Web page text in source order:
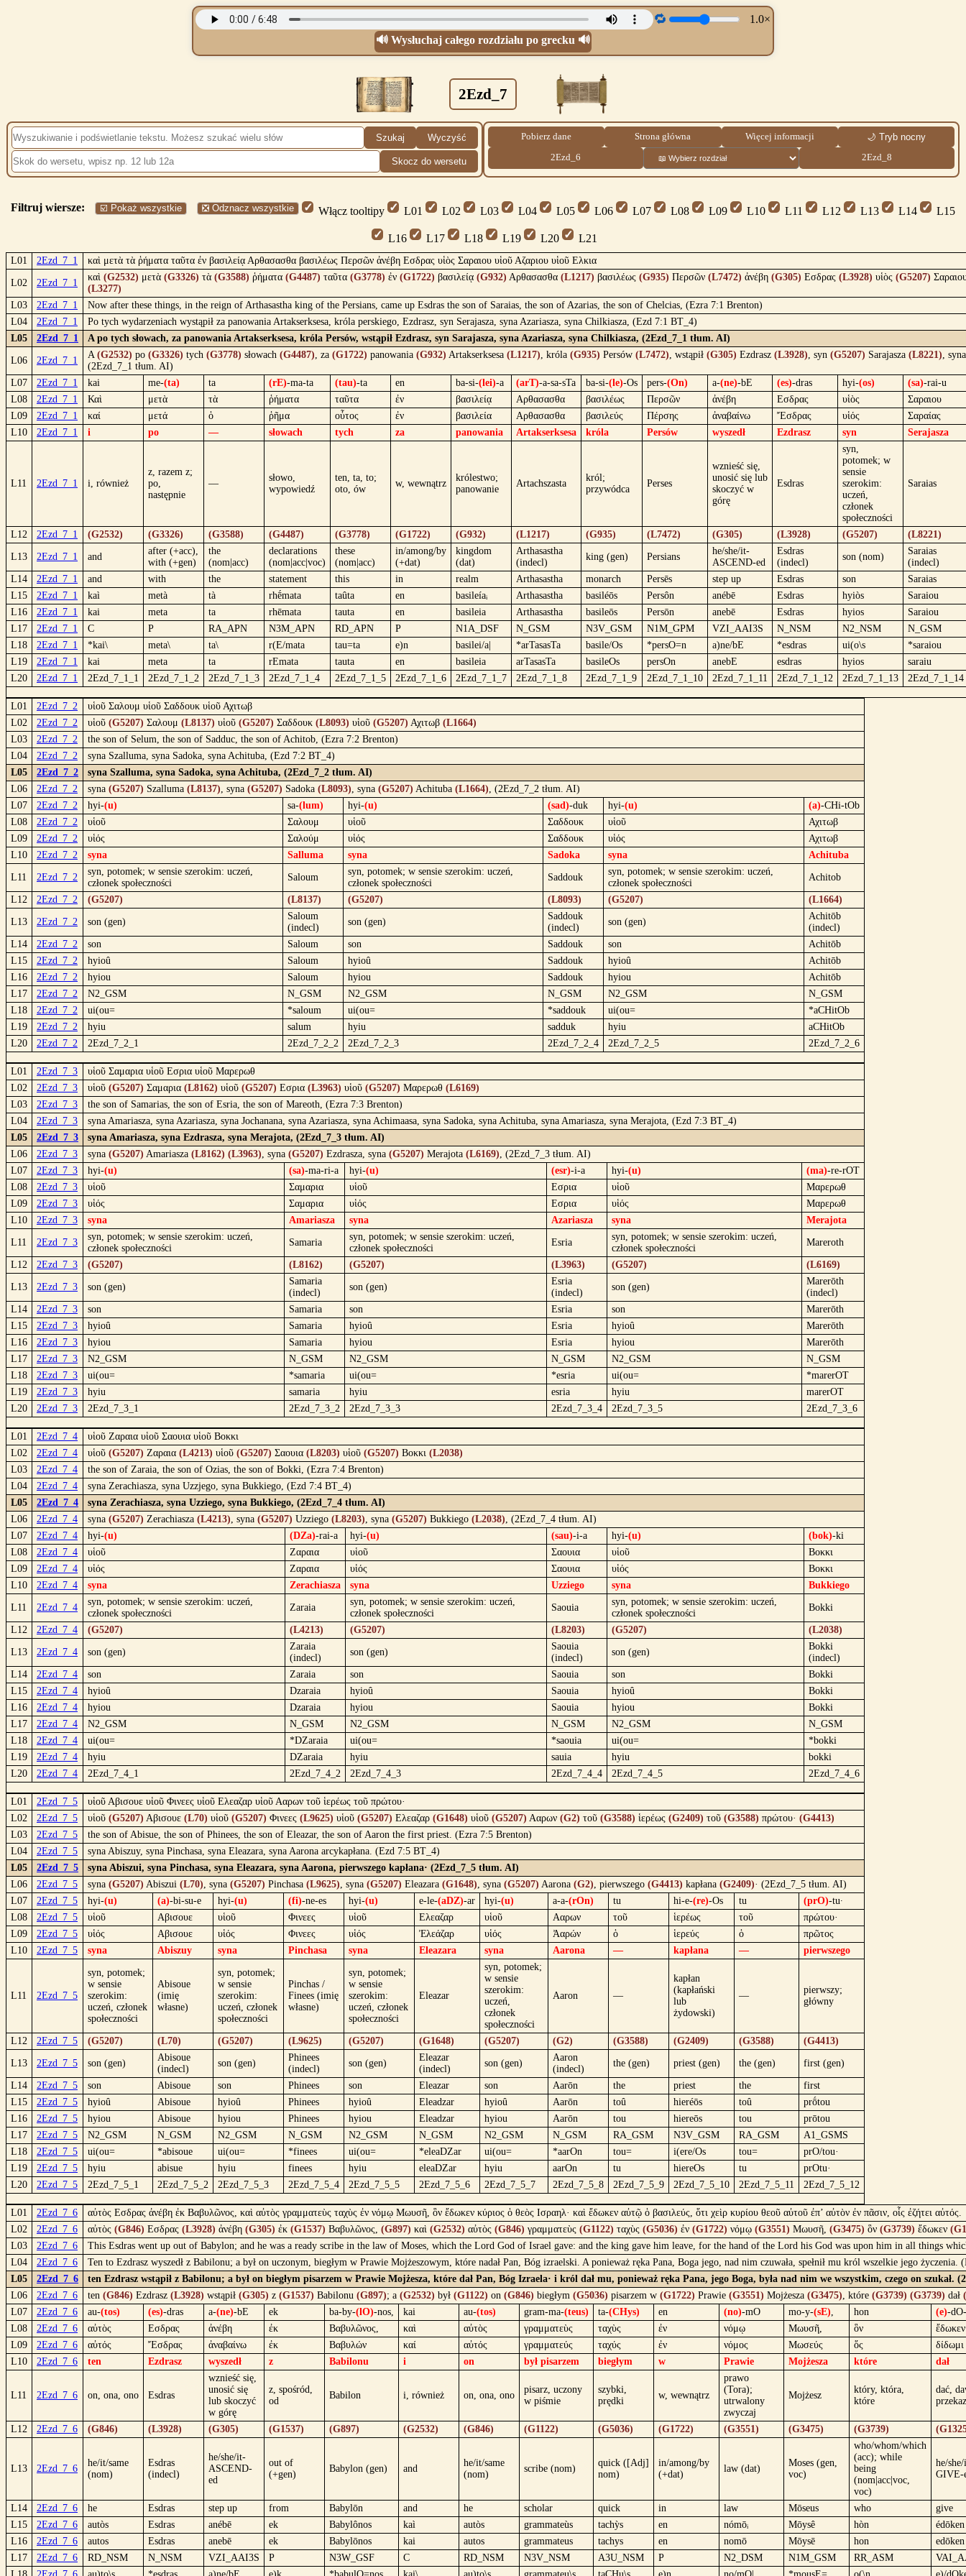
🔁
1.0×
🔊 Wysłuchaj całego rozdziału po grecku 🔊
2Ezd_7
Szukaj Wyczyść
Skocz do wersetu
Pobierz dane Strona główna Więcej informacji 🌙 Tryb nocny
2Ezd_6 2Ezd_8
Filtruj wiersze: ☑️ Pokaż wszystkie ❎ Odznacz wszystkie Włącz tooltipy L01 L02 L03 L04 L05 L06 L07 L08 L09 L10 L11 L12 L13 L14 L15
L16 L17 L18 L19 L20 L21
L01 2Ezd_7_1 καὶ μετὰ τὰ ῥήματα ταῦτα ἐν βασιλείᾳ Αρθασασθα βασιλέως Περσῶν ἀνέβη Εσδρας υἱὸς Σαραιου υἱοῦ Αζαριου υἱοῦ Ελκια
L02 2Ezd_7_1
καὶ (G2532) μετὰ (G3326) τὰ (G3588) ῥήματα (G4487) ταῦτα (G3778) ἐν (G1722) βασιλείᾳ (G932) Αρθασασθα (L1217) βασιλέως (G935) Περσῶν (L7472) ἀνέβη (G305) Εσδρας (L3928) υἱὸς (G5207)
(L3277)
L03
2Ezd_7_1
Now after these things, in the reign of Arthasastha king of the Persians, came up Esdras the son of Saraias, the son of Azarias, the son of Chelcias, (Ezra 7:1 Brenton)
L04
2Ezd_7_1
Po tych wydarzeniach wystąpił za panowania Artakserksesa, króla perskiego, Ezdrasz, syn Serajasza, syna Azariasza, syna Chilkiasza, (Ezd 7:1 BT_4)
L05
2Ezd_7_1 A po tych słowach, za panowania Artakserksesa, króla Persów, wstąpił Ezdrasz, syn Sarajasza, syna Azariasza, syna Chilkiasza, (2Ezd_7_1 tłum. AI)
L06 2Ezd_7_1
A (G2532) po (G3326) tych (G3778) słowach (G4487), za (G1722) panowania (G932) Artakserksesa (L1217), króla (G935) Persów (L7472), wstąpił (G305) Ezdrasz (L3928), syn (G5207) Sarajasza (L8221),
(2Ezd_7_1 tłum. AI)
L07
2Ezd_7_1 kai me-(ta) ta (rE)-ma-ta (tau)-ta en ba-si-(lei)-a (arT)-a-sa-sTa ba-si-(le)-Os pers-(On) a-(ne)-bE (es)-dras hyi-(os) (sa)-rai-u
L08
2Ezd_7_1 Καὶ μετὰ τὰ ῥήματα ταῦτα ἐν βασιλείᾳ Αρθασασθα βασιλέως Περσῶν ἀνέβη Εσδρας υἱὸς
Σαραιου
L09
2Ezd_7_1 καί μετά ὁ ῥῆμα οὗτος ἐν βασιλεία Αρθασασθα βασιλεύς Πέρσης ἀναβαίνω Ἔσδρας υἱός
Σαραίας
L10
2Ezd_7_1 i po — słowach tych za panowania Artakserksesa króla Persów wyszedł Ezdrasz syn Serajasza
L11 2Ezd_7_1 i, również
z, razem z;
po,
następnie
—
słowo,
wypowiedź
ten, ta, to;
oto, ów
w, wewnątrz
królestwo;
panowanie
Artachszasta
król;
przywódca
Perses
wznieść się,
unosić się lub
skoczyć w
górę
Esdras
syn,
potomek; w
sensie
szerokim:
uczeń,
członek
społeczności
Saraias
L12 2Ezd_7_1 (G2532) (G3326) (G3588) (G4487) (G3778) (G1722) (G932) (L1217) (G935) (L7472) (G305) (L3928) (G5207) (L8221)
L13 2Ezd_7_1 and
after (+acc),
with (+gen)
the
(nom|acc)
declarations
(nom|acc|voc)
these
(nom|acc)
in/among/by
(+dat)
kingdom
(dat)
Arthasastha
(indecl)
king (gen) Persians
he/she/it-
ASCEND-ed
Esdras
(indecl)
son (nom)
Saraias
(indecl)
L14
2Ezd_7_1 and with the statement this in realm Arthasastha monarch Persēs step up Esdras son
Saraias
L15
2Ezd_7_1 kaì metà tà rhḗmata taûta en basileíaᵢ Arthasastha basiléōs Persôn anébē Esdras hyiòs
Saraiou
L16
2Ezd_7_1 kai meta ta rhēmata tauta en basileia Arthasastha basileōs Persōn anebē Esdras hyios
Saraiou
L17
2Ezd_7_1 C P RA_APN N3M_APN RD_APN P N1A_DSF N_GSM N3V_GSM N1M_GPM VZI_AAI3S N_NSM N2_NSM
N_GSM
L18
2Ezd_7_1 *kai\ meta\ ta\ r(E/mata tau=ta e)n basilei/a| *arTasasTa basile/Os *persO=n a)ne/bE *esdras ui(o\s
*saraiou
L19
2Ezd_7_1 kai meta ta rEmata tauta en basileia arTasasTa basileOs persOn anebE esdras hyios
saraiu
L20
2Ezd_7_1 2Ezd_7_1_1 2Ezd_7_1_2 2Ezd_7_1_3 2Ezd_7_1_4 2Ezd_7_1_5 2Ezd_7_1_6 2Ezd_7_1_7 2Ezd_7_1_8 2Ezd_7_1_9 2Ezd_7_1_10 2Ezd_7_1_11 2Ezd_7_1_12 2Ezd_7_1_13 2Ezd_7_1_14
L01 2Ezd_7_2
υἱοῦ Σαλουμ υἱοῦ Σαδδουκ υἱοῦ Αχιτωβ
L02
2Ezd_7_2 υἱοῦ (G5207) Σαλουμ (L8137) υἱοῦ (G5207) Σαδδουκ (L8093) υἱοῦ (G5207) Αχιτωβ (L1664)
L03
2Ezd_7_2
the son of Selum, the son of Sadduc, the son of Achitob, (Ezra 7:2 Brenton)
L04
2Ezd_7_2
syna Szalluma, syna Sadoka, syna Achituba, (Ezd 7:2 BT_4)
L05
2Ezd_7_2
syna Szalluma, syna Sadoka, syna Achituba, (2Ezd_7_2 tłum. AI)
L06
2Ezd_7_2 syna (G5207) Szalluma (L8137), syna (G5207) Sadoka (L8093), syna (G5207) Achituba (L1664), (2Ezd_7_2 tłum. AI)
L07
2Ezd_7_2 hyi-(u) sa-(lum) hyi-(u) (sad)-duk hyi-(u) (a)-CHi-tOb
L08
2Ezd_7_2 υἱοῦ Σαλουμ υἱοῦ Σαδδουκ υἱοῦ
Αχιτωβ
L09
2Ezd_7_2 υἱός Σαλούμ υἱός Σαδδουκ υἱός
Αχιτωβ
L10
2Ezd_7_2 syna Salluma syna Sadoka syna Achituba
L11 2Ezd_7_2
syn, potomek; w sensie szerokim: uczeń,
członek społeczności
Saloum
syn, potomek; w sensie szerokim: uczeń,
członek społeczności
Saddouk
syn, potomek; w sensie szerokim: uczeń,
członek społeczności
Achitob
L12 2Ezd_7_2 (G5207) (L8137) (G5207) (L8093) (G5207) (L1664)
L13 2Ezd_7_2 son (gen)
Saloum
(indecl)
son (gen)
Saddouk
(indecl)
son (gen)
Achitōb
(indecl)
L14
2Ezd_7_2 son Saloum son Saddouk son
Achitōb
L15
2Ezd_7_2 hyioû Saloum hyioû Saddouk hyioû
Achitōb
L16
2Ezd_7_2 hyiou Saloum hyiou Saddouk hyiou
Achitōb
L17
2Ezd_7_2 N2_GSM N_GSM N2_GSM N_GSM N2_GSM
N_GSM
L18
2Ezd_7_2 ui(ou= *saloum ui(ou= *saddouk ui(ou=
*aCHitOb
L19
2Ezd_7_2 hyiu salum hyiu sadduk hyiu
aCHitOb
L20
2Ezd_7_2 2Ezd_7_2_1 2Ezd_7_2_2 2Ezd_7_2_3 2Ezd_7_2_4 2Ezd_7_2_5 2Ezd_7_2_6
L01 2Ezd_7_3
υἱοῦ Σαμαρια υἱοῦ Εσρια υἱοῦ Μαρερωθ
L02
2Ezd_7_3 υἱοῦ (G5207) Σαμαρια (L8162) υἱοῦ (G5207) Εσρια (L3963) υἱοῦ (G5207) Μαρερωθ (L6169)
L03
2Ezd_7_3
the son of Samarias, the son of Esria, the son of Mareoth, (Ezra 7:3 Brenton)
L04
2Ezd_7_3
syna Amariasza, syna Azariasza, syna Jochanana, syna Azariasza, syna Achimaasa, syna Sadoka, syna Achituba, syna Amariasza, syna Merajota, (Ezd 7:3 BT_4)
L05
2Ezd_7_3
syna Amariasza, syna Ezdrasza, syna Merajota, (2Ezd_7_3 tłum. AI)
L06
2Ezd_7_3 syna (G5207) Amariasza (L8162) (L3963), syna (G5207) Ezdrasza, syna (G5207) Merajota (L6169), (2Ezd_7_3 tłum. AI)
L07
2Ezd_7_3 hyi-(u) (sa)-ma-ri-a hyi-(u) (esr)-i-a hyi-(u) (ma)-re-rOT
L08
2Ezd_7_3 υἱοῦ Σαμαρια υἱοῦ Εσρια υἱοῦ
Μαρερωθ
L09
2Ezd_7_3 υἱός Σαμαρια υἱός Εσρια υἱός
Μαρερωθ
L10
2Ezd_7_3 syna Amariasza syna Azariasza syna Merajota
L11 2Ezd_7_3
syn, potomek; w sensie szerokim: uczeń,
członek społeczności
Samaria
syn, potomek; w sensie szerokim: uczeń,
członek społeczności
Esria
syn, potomek; w sensie szerokim: uczeń,
członek społeczności
Mareroth
L12 2Ezd_7_3 (G5207) (L8162) (G5207) (L3963) (G5207) (L6169)
L13 2Ezd_7_3 son (gen)
Samaria
(indecl)
son (gen)
Esria
(indecl)
son (gen)
Marerōth
(indecl)
L14
2Ezd_7_3 son Samaria son Esria son
Marerōth
L15
2Ezd_7_3 hyioû Samaria hyioû Esria hyioû
Marerōth
L16
2Ezd_7_3 hyiou Samaria hyiou Esria hyiou
Marerōth
L17
2Ezd_7_3 N2_GSM N_GSM N2_GSM N_GSM N2_GSM
N_GSM
L18
2Ezd_7_3 ui(ou= *samaria ui(ou= *esria ui(ou=
*marerOT
L19
2Ezd_7_3 hyiu samaria hyiu esria hyiu
marerOT
L20
2Ezd_7_3 2Ezd_7_3_1 2Ezd_7_3_2 2Ezd_7_3_3 2Ezd_7_3_4 2Ezd_7_3_5 2Ezd_7_3_6
L01 2Ezd_7_4
υἱοῦ Ζαραια υἱοῦ Σαουια υἱοῦ Βοκκι
L02
2Ezd_7_4 υἱοῦ (G5207) Ζαραια (L4213) υἱοῦ (G5207) Σαουια (L8203) υἱοῦ (G5207) Βοκκι (L2038)
L03
2Ezd_7_4
the son of Zaraia, the son of Ozias, the son of Bokki, (Ezra 7:4 Brenton)
L04
2Ezd_7_4
syna Zerachiasza, syna Uzzjego, syna Bukkiego, (Ezd 7:4 BT_4)
L05
2Ezd_7_4
syna Zerachiasza, syna Uzziego, syna Bukkiego, (2Ezd_7_4 tłum. AI)
L06
2Ezd_7_4 syna (G5207) Zerachiasza (L4213), syna (G5207) Uzziego (L8203), syna (G5207) Bukkiego (L2038), (2Ezd_7_4 tłum. AI)
L07
2Ezd_7_4 hyi-(u) (DZa)-rai-a hyi-(u) (sau)-i-a hyi-(u) (bok)-ki
L08
2Ezd_7_4 υἱοῦ Ζαραια υἱοῦ Σαουια υἱοῦ
Βοκκι
L09
2Ezd_7_4 υἱός Ζαραια υἱός Σαουια υἱός
Βοκκι
L10
2Ezd_7_4 syna Zerachiasza syna Uzziego syna Bukkiego
L11 2Ezd_7_4
syn, potomek; w sensie szerokim: uczeń,
członek społeczności
Zaraia
syn, potomek; w sensie szerokim: uczeń,
członek społeczności
Saouia
syn, potomek; w sensie szerokim: uczeń,
członek społeczności
Bokki
L12 2Ezd_7_4 (G5207) (L4213) (G5207) (L8203) (G5207) (L2038)
L13 2Ezd_7_4 son (gen)
Zaraia
(indecl)
son (gen)
Saouia
(indecl)
son (gen)
Bokki
(indecl)
L14
2Ezd_7_4 son Zaraia son Saouia son
Bokki
L15
2Ezd_7_4 hyioû Dzaraia hyioû Saouia hyioû
Bokki
L16
2Ezd_7_4 hyiou Dzaraia hyiou Saouia hyiou
Bokki
L17
2Ezd_7_4 N2_GSM N_GSM N2_GSM N_GSM N2_GSM
N_GSM
L18
2Ezd_7_4 ui(ou= *DZaraia ui(ou= *saouia ui(ou=
*bokki
L19
2Ezd_7_4 hyiu DZaraia hyiu sauia hyiu
bokki
L20
2Ezd_7_4 2Ezd_7_4_1 2Ezd_7_4_2 2Ezd_7_4_3 2Ezd_7_4_4 2Ezd_7_4_5 2Ezd_7_4_6
L01 2Ezd_7_5
υἱοῦ Αβισουε υἱοῦ Φινεες υἱοῦ Ελεαζαρ υἱοῦ Ααρων τοῦ ἱερέως τοῦ πρώτου·
L02
2Ezd_7_5 υἱοῦ (G5207) Αβισουε (L70) υἱοῦ (G5207) Φινεες (L9625) υἱοῦ (G5207) Ελεαζαρ (G1648) υἱοῦ (G5207) Ααρων (G2) τοῦ (G3588) ἱερέως (G2409) τοῦ (G3588) πρώτου· (G4413)
L03
2Ezd_7_5
the son of Abisue, the son of Phinees, the son of Eleazar, the son of Aaron the first priest. (Ezra 7:5 Brenton)
L04
2Ezd_7_5
syna Abiszuy, syna Pinchasa, syna Eleazara, syna Aarona arcykapłana. (Ezd 7:5 BT_4)
L05
2Ezd_7_5
syna Abiszui, syna Pinchasa, syna Eleazara, syna Aarona, pierwszego kapłana· (2Ezd_7_5 tłum. AI)
L06
2Ezd_7_5 syna (G5207) Abiszui (L70), syna (G5207) Pinchasa (L9625), syna (G5207) Eleazara (G1648), syna (G5207) Aarona (G2), pierwszego (G4413) kapłana (G2409)· (2Ezd_7_5 tłum. AI)
L07
2Ezd_7_5 hyi-(u) (a)-bi-su-e hyi-(u) (fi)-ne-es hyi-(u) e-le-(aDZ)-ar hyi-(u) a-a-(rOn) tu hi-e-(re)-Os tu (prO)-tu·
L08
2Ezd_7_5 υἱοῦ Αβισουε υἱοῦ Φινεες υἱοῦ Ελεαζαρ υἱοῦ Ααρων τοῦ ἱερέως τοῦ
πρώτου·
L09
2Ezd_7_5 υἱός Αβισουε υἱός Φινεες υἱός Ἐλεάζαρ υἱός Ἀαρών ὁ ἱερεύς ὁ
πρῶτος
L10
2Ezd_7_5 syna Abiszuy syna Pinchasa syna Eleazara syna Aarona — kapłana — pierwszego
L11 2Ezd_7_5
syn, potomek;
w sensie
szerokim:
uczeń, członek
społeczności
Abisoue
(imię
własne)
syn, potomek;
w sensie
szerokim:
uczeń, członek
społeczności
Pinchas /
Finees (imię
własne)
syn, potomek;
w sensie
szerokim:
uczeń, członek
społeczności
Eleazar
syn, potomek;
w sensie
szerokim:
uczeń,
członek
społeczności
Aaron —
kapłan
(kapłański
lub
żydowski)
—
pierwszy;
główny
L12 2Ezd_7_5 (G5207) (L70) (G5207) (L9625) (G5207) (G1648) (G5207) (G2) (G3588) (G2409) (G3588) (G4413)
L13 2Ezd_7_5 son (gen)
Abisoue
(indecl)
son (gen)
Phinees
(indecl)
son (gen)
Eleazar
(indecl)
son (gen)
Aaron
(indecl)
the (gen) priest (gen) the (gen) first (gen)
L14 2Ezd_7_5 son Abisoue son Phinees son Eleazar son Aarōn the priest the
first
L15
2Ezd_7_5 hyioû Abisoue hyioû Phinees hyioû Eleadzar hyioû Aarōn toû hieréōs toû
prṓtou
L16
2Ezd_7_5 hyiou Abisoue hyiou Phinees hyiou Eleadzar hyiou Aarōn tou hiereōs tou
prōtou
L17
2Ezd_7_5 N2_GSM N_GSM N2_GSM N_GSM N2_GSM N_GSM N2_GSM N_GSM RA_GSM N3V_GSM RA_GSM
A1_GSMS
L18
2Ezd_7_5 ui(ou= *abisoue ui(ou= *finees ui(ou= *eleaDZar ui(ou= *aarOn tou= i(ere/Os tou=
prO/tou·
L19
2Ezd_7_5 hyiu abisue hyiu finees hyiu eleaDZar hyiu aarOn tu hiereOs tu
prOtu·
L20
2Ezd_7_5 2Ezd_7_5_1 2Ezd_7_5_2 2Ezd_7_5_3 2Ezd_7_5_4 2Ezd_7_5_5 2Ezd_7_5_6 2Ezd_7_5_7 2Ezd_7_5_8 2Ezd_7_5_9 2Ezd_7_5_10 2Ezd_7_5_11 2Ezd_7_5_12
L01 2Ezd_7_6
αὐτὸς Εσδρας ἀνέβη ἐκ Βαβυλῶνος, καὶ αὐτὸς γραμματεὺς ταχὺς ἐν νόμῳ Μωυσῆ, ὃν ἔδωκεν κύριος ὁ θεὸς Ισραηλ· καὶ ἔδωκεν αὐτῷ ὁ βασιλεύς, ὅτι χεὶρ κυρίου θεοῦ αὐτοῦ ἐπ’ αὐτὸν ἐν πᾶσιν, οἷς ἐζήτει αὐτός.
L02
2Ezd_7_6 αὐτὸς (G846) Εσδρας (L3928) ἀνέβη (G305) ἐκ (G1537) Βαβυλῶνος, (G897) καὶ (G2532) αὐτὸς (G846) γραμματεὺς (G1122) ταχὺς (G5036) ἐν (G1722) νόμῳ (G3551) Μωυσῆ, (G3475) ὃν (G3739) ἔδωκεν
L03
2Ezd_7_6
This Esdras went up out of Babylon; and he was a ready scribe in the law of Moses, which the Lord God of Israel gave: and the king gave him leave, for the hand of the Lord his God was upon him in all things
L04
2Ezd_7_6
Ten to Ezdrasz wyszedł z Babilonu; a był on uczonym, biegłym w Prawie Mojżeszowym, które nadał Pan, Bóg izraelski. A ponieważ ręka Pana, Boga jego, nad nim czuwała, spełnił mu król wszelkie jego życzenia.
L05
2Ezd_7_6
ten Ezdrasz wstąpił z Babilonu; a był on biegłym pisarzem w Prawie Mojżesza, które dał Pan, Bóg Izraela· i król dał mu, ponieważ ręka Pana, jego Boga, była nad nim we wszystkim, czego on szukał.
L06
2Ezd_7_6 ten (G846) Ezdrasz (L3928) wstąpił (G305) z (G1537) Babilonu (G897); a (G2532) był (G1122) on (G846) biegłym (G5036) pisarzem w (G1722) Prawie (G3551) Mojżesza (G3475), które (G3739) (G3739) dał
L07
2Ezd_7_6 au-(tos) (es)-dras a-(ne)-bE ek ba-by-(lO)-nos, kai au-(tos) gram-ma-(teus) ta-(CHys) en (no)-mO mo-y-(sE), hon (e)-
L08
2Ezd_7_6 αὐτὸς Εσδρας ἀνέβη ἐκ Βαβυλῶνος, καὶ αὐτὸς γραμματεὺς ταχὺς ἐν νόμῳ Μωυσῆ, ὃν
ἔδωκεν
L09
2Ezd_7_6 αὐτός Ἔσδρας ἀναβαίνω ἐκ Βαβυλών καί αὐτός γραμματεύς ταχύς ἐν νόμος Μωσεύς ὅς
δίδωμι
L10
2Ezd_7_6 ten Ezdrasz wyszedł z Babilonu i on był pisarzem biegłym w Prawie Mojżesza które dał
L11 2Ezd_7_6 on, ona, ono Esdras
wznieść się,
unosić się
lub skoczyć
w górę
z, spośród,
od
Babilon i, również on, ona, ono
pisarz, uczony
w piśmie
szybki,
prędki
w, wewnątrz
prawo
(Tora);
utrwalony
zwyczaj
Mojżesz
który, która,
które
dać,
L12 2Ezd_7_6 (G846) (L3928) (G305) (G1537) (G897) (G2532) (G846) (G1122) (G5036) (G1722) (G3551) (G3475) (G3739)
L13 2Ezd_7_6
he/it/same
(nom)
Esdras
(indecl)
he/she/it-
ASCEND-
ed
out of
(+gen)
Babylon (gen) and
he/it/same
(nom)
scribe (nom)
quick ([Adj]
nom)
in/among/by
(+dat)
law (dat)
Moses (gen,
voc)
who/whom/which
(acc); while
being
(nom|acc|voc,
voc)
he/
GIVE-
L14 2Ezd_7_6 he Esdras step up from Babylōn and he scholar quick in law Mōseus who
give
L15
2Ezd_7_6 autòs Esdras anébē ek Babylônos kaì autòs grammateùs tachỳs en nómōᵢ Mōysê hòn
édōken
L16
2Ezd_7_6 autos Esdras anebē ek Babylōnos kai autos grammateus tachys en nomō Mōysē hon
edōken
L17
2Ezd_7_6 RD_NSM N_NSM VZI_AAI3S P N3W_GSF C RD_NSM N3V_NSM A3U_NSM P N2_DSM N1M_GSM RR_ASM